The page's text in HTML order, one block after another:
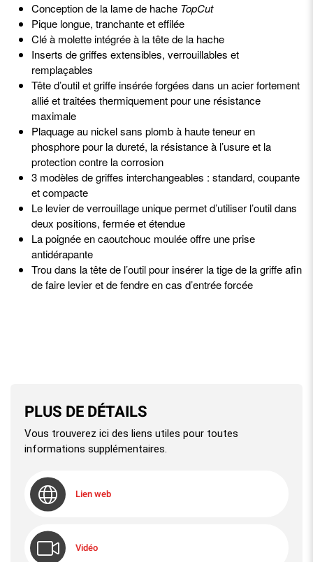
PLUS DE DÉTAILS
Vous trouverez ici des liens utiles pour toutes
informations supplémentaires.
Lien web
Vidéo
Conception de la lame de hache TopCut
Pique longue, tranchante et effilée
Clé à molette intégrée à la tête de la hache
Inserts de griffes extensibles, verrouillables et
remplaçables
Tête d’outil et griffe insérée forgées dans un acier fortement
allié et traitées thermiquement pour une résistance
maximale
Plaquage au nickel sans plomb à haute teneur en
phosphore pour la dureté, la résistance à l’usure et la
protection contre la corrosion
3 modèles de griffes interchangeables : standard, coupante
et compacte
Le levier de verrouillage unique permet d’utiliser l’outil dans
deux positions, fermée et étendue
La poignée en caoutchouc moulée offre une prise
antidérapante
Trou dans la tête de l’outil pour insérer la tige de la griffe afin
de faire levier et de fendre en cas d’entrée forcée